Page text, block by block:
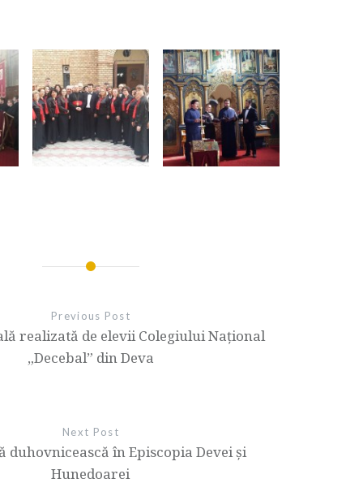
Previous Post
realizată de elevii Colegiului Național
„Decebal” din Deva
Next Post
duhovnicească în Episcopia Devei și
Hunedoarei